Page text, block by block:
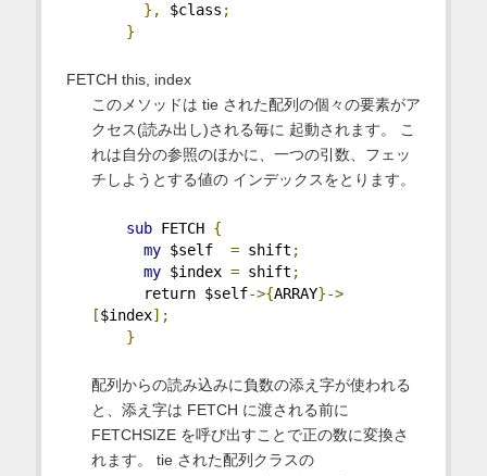
}, $class ;
}
FETCH this, index
このメソッドは tie された配列の個々の要素がア
クセス(読み出し)される毎に 起動されます。 こ
れは自分の参照のほかに、一つの引数、フェッ
チしようとする値の インデックスをとります。
sub FETCH {
my $self = shift ;
my $index = shift ;
return $self->{ARRAY}->
[$index];
}
配列からの読み込みに負数の添え字が使われる
と、添え字は FETCH に渡される前に
FETCHSIZE を呼び出すことで正の数に変換さ
れます。 tie された配列クラスの